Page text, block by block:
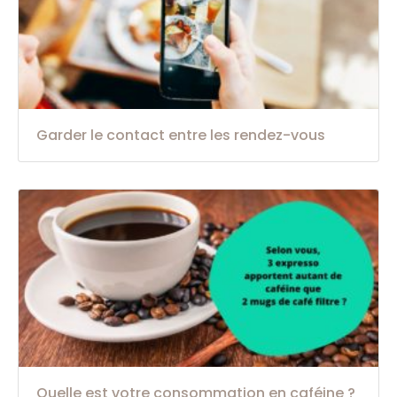
Garder le contact entre les rendez-vous